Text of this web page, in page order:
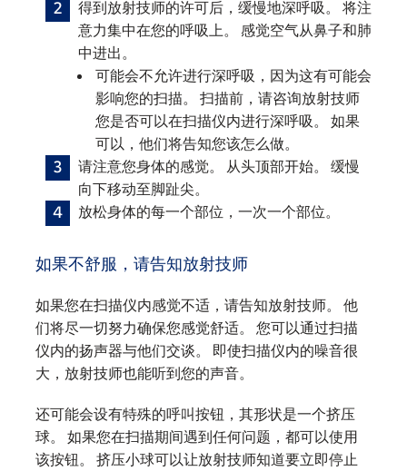
得到放射技师的许可后，缓慢地深呼吸。 将注
意力集中在您的呼吸上。 感觉空气从鼻子和肺
中进出。
可能会不允许进行深呼吸，因为这有可能会
影响您的扫描。 扫描前，请咨询放射技师
您是否可以在扫描仪内进行深呼吸。 如果
可以，他们将告知您该怎么做。
请注意您身体的感觉。 从头顶部开始。 缓慢
向下移动至脚趾尖。
放松身体的每一个部位，一次一个部位。
如果不舒服，请告知放射技师
如果您在扫描仪内感觉不适，请告知放射技师。 他
们将尽一切努力确保您感觉舒适。 您可以通过扫描
仪内的扬声器与他们交谈。 即使扫描仪内的噪音很
大，放射技师也能听到您的声音。
还可能会设有特殊的呼叫按钮，其形状是一个挤压
球。 如果您在扫描期间遇到任何问题，都可以使用
该按钮。 挤压小球可以让放射技师知道要立即停止